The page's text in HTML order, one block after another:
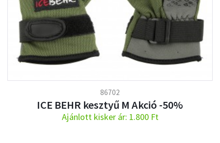
86702
ICE BEHR kesztyű M Akció -50%
Ajánlott kisker ár: 1.800 Ft